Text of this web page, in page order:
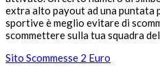
extra alto payout ad una puntata
sportive è meglio evitare di
scommettere sulla tua squadra
Sito Scommesse 2 Euro